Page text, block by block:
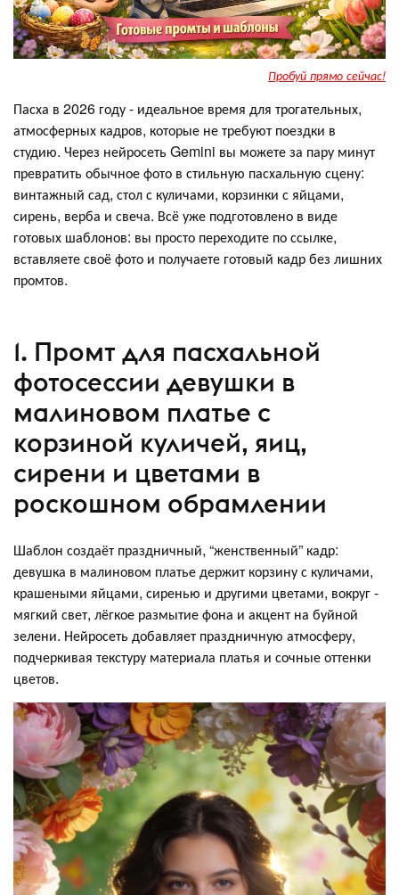
Пробуй прямо сейчас!
Пасха в 2026 году - идеальное время для трогательных,
атмосферных кадров, которые не требуют поездки в
студию. Через нейросеть Gemini вы можете за пару минут
превратить обычное фото в стильную пасхальную сцену:
винтажный сад, стол с куличами, корзинки с яйцами,
сирень, верба и свеча. Всё уже подготовлено в виде
готовых шаблонов: вы просто переходите по ссылке,
вставляете своё фото и получаете готовый кадр без лишних
промтов.
1. Промт для пасхальной
фотосессии девушки в
малиновом платье с
корзиной куличей, яиц,
сирени и цветами в
роскошном обрамлении
Шаблон создаёт праздничный, “женственный” кадр:
девушка в малиновом платье держит корзину с куличами,
крашеными яйцами, сиренью и другими цветами, вокруг -
мягкий свет, лёгкое размытие фона и акцент на буйной
зелени. Нейросеть добавляет праздничную атмосферу,
подчеркивая текстуру материала платья и сочные оттенки
цветов.